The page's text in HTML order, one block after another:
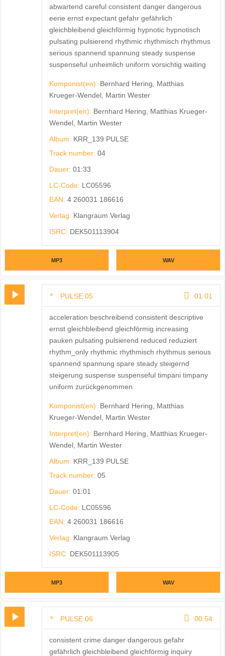
abwartend careful consistent danger dangerous
eerie ernst expectant gefahr gefährlich
gleichbleibend gleichförmig hypnotic hypnotisch
pulsating pulsierend rhythmic rhythmisch rhythmus
serious spannend spannung steady suspense
suspenseful unheimlich uniform vorsichtig waiting
Komponist(en): Bernhard Hering, Matthias
Krueger-Wendel, Martin Wester
Interpret(en): Bernhard Hering, Matthias Krueger-
Wendel, Martin Wester
Album: KRR_139 PULSE
Track number: 04
Dauer: 01:33
LC-Code: LC05596
EAN: 4 260031 186616
Verlag: Klangraum Verlag
ISRC: DEK501113904
MP3 WAV
PULSE 05 01:01
acceleration beschreibend consistent descriptive
ernst gleichbleibend gleichförmig increasing
pauken pulsating pulsierend reduced reduziert
rhythm_only rhythmic rhythmisch rhythmus serious
spannend spannung spare steady steigernd
steigerung suspense suspenseful timpani timpany
uniform zurückgenommen
Komponist(en): Bernhard Hering, Matthias
Krueger-Wendel, Martin Wester
Interpret(en): Bernhard Hering, Matthias Krueger-
Wendel, Martin Wester
Album: KRR_139 PULSE
Track number: 05
Dauer: 01:01
LC-Code: LC05596
EAN: 4 260031 186616
Verlag: Klangraum Verlag
ISRC: DEK501113905
MP3 WAV
PULSE 06 00:54
consistent crime danger dangerous gefahr
gefährlich gleichbleibend gleichförmig inquiry